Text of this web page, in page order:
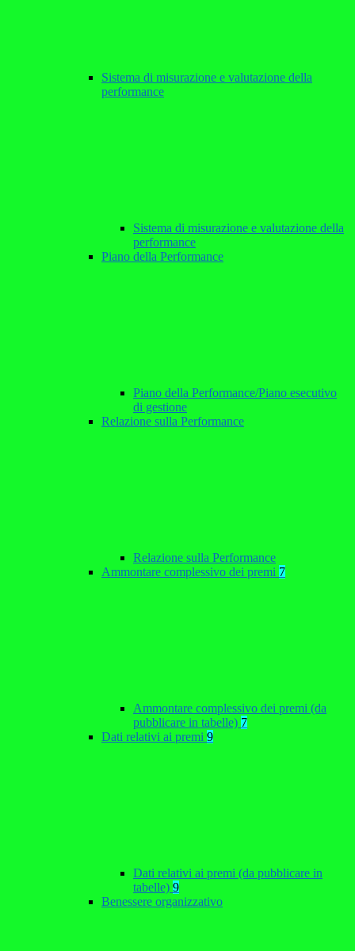
Sistema di misurazione e valutazione della
performance
Sistema di misurazione e valutazione della
performance
Piano della Performance
Piano della Performance/Piano esecutivo
di gestione
Relazione sulla Performance
Relazione sulla Performance
Ammontare complessivo dei premi 7
Ammontare complessivo dei premi (da
pubblicare in tabelle) 7
Dati relativi ai premi 9
Dati relativi ai premi (da pubblicare in
tabelle) 9
Benessere organizzativo